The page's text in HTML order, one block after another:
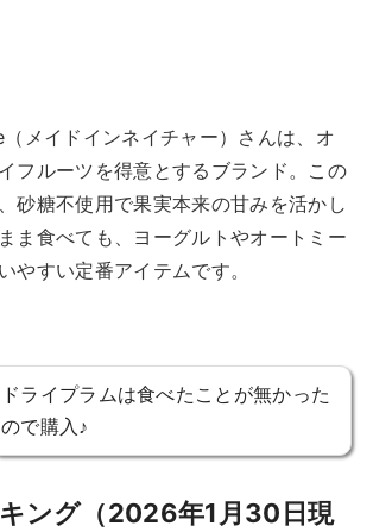
メイドインネイチャー）さんは、オ
フルーツを得意とするブランド。この
砂糖不使用で果実本来の甘みを活かし
ま食べても、ヨーグルトやオートミー
やすい定番アイテムです。
ドライプラムは食べたことが無かった
ので購入♪
ング（2026年1月30日現